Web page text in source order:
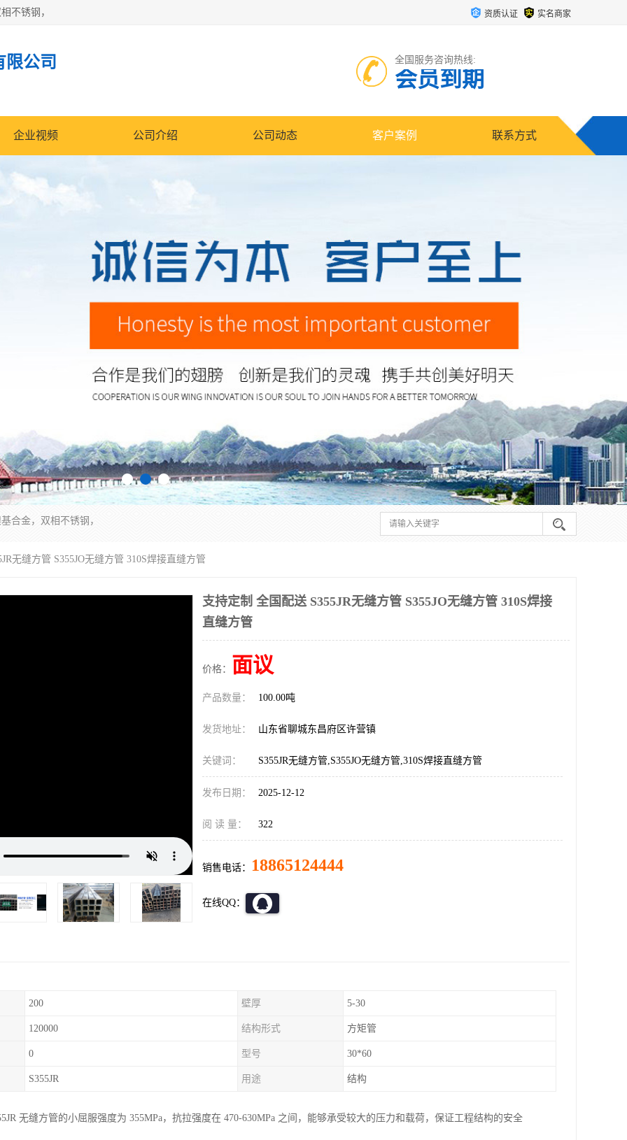
不锈钢， 资质认证 实名商家
公司 全国服务咨询热线:
会员到期
企业视频 公司介绍 公司动态 客户案例 联系方式
合金，双相不锈钢，
无缝方管 S355JO无缝方管 310S焊接直缝方管
支持定制 全国配送 S355JR无缝方管 S355JO无缝方管 310S焊接
直缝方管
价格： 面议
产品数量： 100.00吨
发货地址： 山东省聊城东昌府区许营镇
关键词： S355JR无缝方管,S355JO无缝方管,310S焊接直缝方管
发布日期： 2025-12-12
阅 读 量： 322
销售电话： 18865124444
在线QQ：
200 壁厚 5-30
120000 结构形式 方矩管
0 型号 30*60
S355JR 用途 结构
无缝方管的小屈服强度为 355MPa，抗拉强度在 470-630MPa 之间，能够承受较大的压力和载荷，保证工程结构的安全